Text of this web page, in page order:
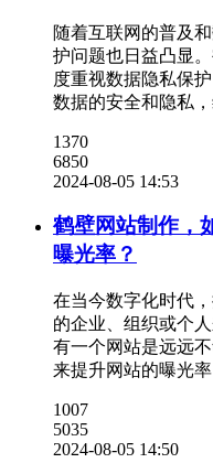
随着互联网的普及
护问题也日益凸显
度重视数据隐私保
数据的安全和隐私
1370
6850
2024-08-05 14:53
鹤壁网站制作，
曝光率？
在当今数字化时代
的企业、组织或个
有一个网站是远远
来提升网站的曝光
1007
5035
2024-08-05 14:50